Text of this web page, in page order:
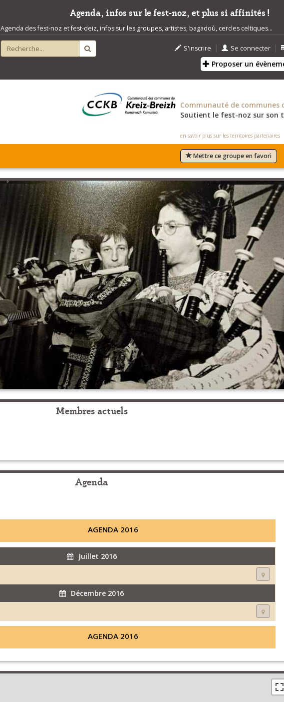
Agenda, infos sur le fest-noz, et plus si affinités !
Agenda des fest-noz et fest-deiz, infos sur les groupes, artistes, bagadoù, cercles celtiques...
S'inscrire | Se connecter |
Proposer un
Communauté de communes
Soutient le fest-noz sur son
en savoir plus sur les territoires partenaires
Mettre ce groupe en favori
Membres actuels
Agenda
AGENDA 2016
Juillet 2016
Décembre 2016
AGENDA 2016